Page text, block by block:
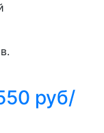
руб/